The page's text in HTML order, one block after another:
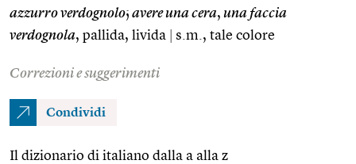
azzurro verdognolo; avere una cera, una faccia
verdognola, pallida, livida s.m., tale colore
Correzioni e suggerimenti
Condividi
Il dizionario di italiano dalla a alla z